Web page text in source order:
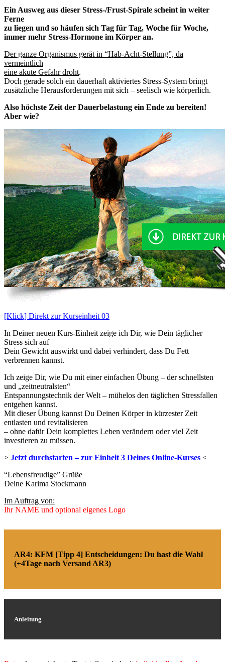
Ein Ausweg aus dieser Stress-/Frust-Spirale scheint in weiter
Ferne
zu liegen und so häufen sich Tag für Tag, Woche für Woche,
immer mehr Stress-Hormone im Körper an.
Der ganze Organismus gerät in “Hab-Acht-Stellung”, da
vermeintlich
eine akute Gefahr droht.
Doch gerade solch ein dauerhaft aktiviertes Stress-System bringt
zusätzliche Herausforderungen mit sich – seelisch wie körperlich.
Also höchste Zeit der Dauerbelastung ein Ende zu bereiten!
Aber wie?
[Klick] Direkt zur Kurseinheit 03
In Deiner neuen Kurs-Einheit zeige ich Dir, wie Dein täglicher
Stress sich auf
Dein Gewicht auswirkt und dabei verhindert, dass Du Fett
verbrennen kannst.
Ich zeige Dir, wie Du mit einer einfachen Übung – der schnellsten
und „zeitneutralsten“
Entspannungstechnik der Welt – mühelos den täglichen Stressfallen
entgehen kannst.
Mit dieser Übung kannst Du Deinen Körper in kürzester Zeit
entlasten und revitalisieren
– ohne dafür Dein komplettes Leben verändern oder viel Zeit
investieren zu müssen.
> Jetzt durchstarten – zur Einheit 3 Deines Online-Kurses <
“Lebensfreudige” Grüße
Deine Karima Stockmann
Im Auftrag von:
Ihr NAME und optional eigenes Logo
AR4: KFM [Tipp 4] Entscheidungen: Du hast die Wahl
(+4Tage nach Versand AR3)
Anleitung